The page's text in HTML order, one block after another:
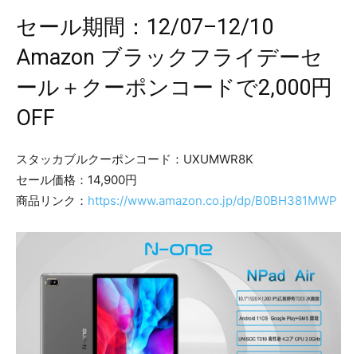
セール期間：12/07–12/10
Amazon ブラックフライデーセ
ール＋クーポンコードで2,000円
OFF
スタッカブルクーポンコード：UXUMWR8K
セール価格：14,900円
商品リンク： https://www.amazon.co.jp/dp/B0BH381MWP